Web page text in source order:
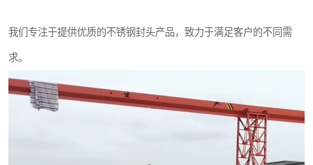
我们专注于提供优质的不锈钢封头产品，致力于满足客户的不同需
求。